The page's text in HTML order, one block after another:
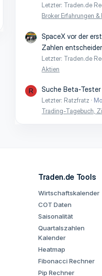
Letzter: Traden.de
Broker Erfahrungen &
SpaceX vor der
Zahlen
Letzter: Traden.de
Aktien
R Suche Beta-
Letzter: Ratzfratz
Trading-Tagebuch,
Traden.de Tools
Wirtschaftskalender
COT Daten
Saisonalität
Quartalszahlen
Kalender
Heatmap
Fibonacci Rechner
Pip Rechner